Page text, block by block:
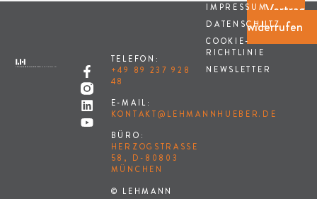
TELEFON:
+49 89 237 928
48
E-MAIL:
KONTAKT@LEHMANNHUEBER.DE
BÜRO:
HERZOGSTRASSE 5
8, D-80803 M
ÜNCHEN
© LEHMANN
IMPRESSUM
DATENSCHUTZ
COOKIE-
RICHTLINIE
NEWSLETTER
Vertrag
widerrufen